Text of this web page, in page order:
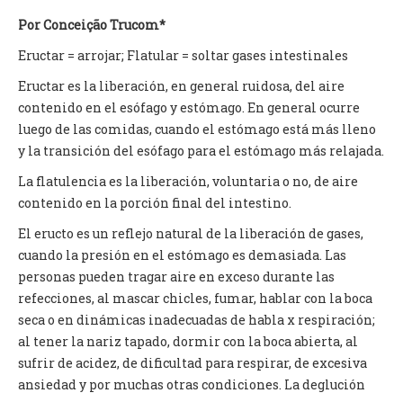
Por Conceição Trucom*
Eructar = arrojar; Flatular = soltar gases intestinales
Eructar es la liberación, en general ruidosa, del aire
contenido en el esófago y estómago. En general ocurre
luego de las comidas, cuando el estómago está más lleno
y la transición del esófago para el estómago más relajada.
La flatulencia es la liberación, voluntaria o no, de aire
contenido en la porción final del intestino.
El eructo es un reflejo natural de la liberación de gases,
cuando la presión en el estómago es demasiada. Las
personas pueden tragar aire en exceso durante las
refecciones, al mascar chicles, fumar, hablar con la boca
seca o en dinámicas inadecuadas de habla x respiración;
al tener la nariz tapado, dormir con la boca abierta, al
sufrir de acidez, de dificultad para respirar, de excesiva
ansiedad y por muchas otras condiciones. La deglución